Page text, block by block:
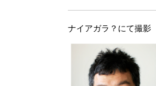
ナイアガラ？にて撮影